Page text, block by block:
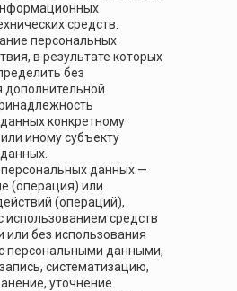
средств.
персональных
в результате которых
без
дополнительной
конкретному
иному субъекту
персональных данных —
(операция) или
(операций),
средств
или без использования
персональными данными,
систематизацию,
уточнение